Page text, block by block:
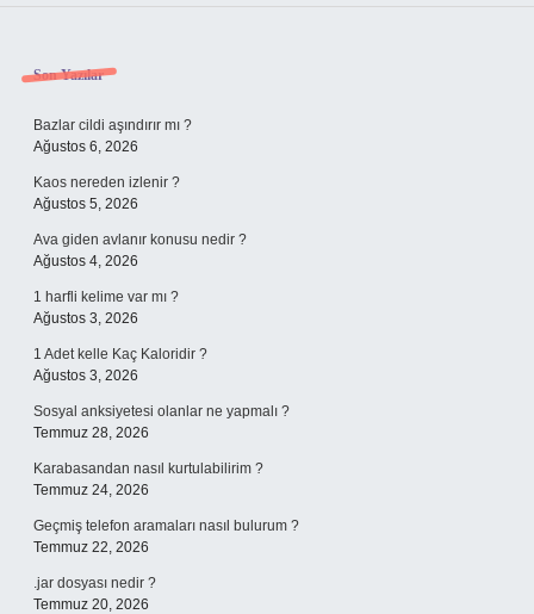
Sidebar
Son Yazılar
Bazlar cildi aşındırır mı ?
Ağustos 6, 2026
Kaos nereden izlenir ?
Ağustos 5, 2026
Ava giden avlanır konusu nedir ?
Ağustos 4, 2026
1 harfli kelime var mı ?
Ağustos 3, 2026
1 Adet kelle Kaç Kaloridir ?
Ağustos 3, 2026
Sosyal anksiyetesi olanlar ne yapmalı ?
Temmuz 28, 2026
Karabasandan nasıl kurtulabilirim ?
Temmuz 24, 2026
Geçmiş telefon aramaları nasıl bulurum ?
Temmuz 22, 2026
.jar dosyası nedir ?
Temmuz 20, 2026